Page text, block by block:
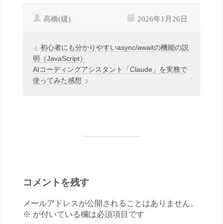
高橋(緩) 2026年1月26日
初心者にも分かりやすいasync/awaitの機能の説
明（JavaScript）
AIコーディングアシスタント「Claude」を実務で
使ってみた感想
コメントを残す
メールアドレスが公開されることはありません。
※ が付いている欄は必須項目です